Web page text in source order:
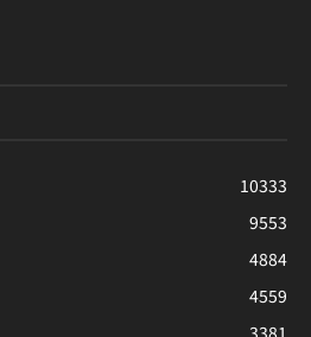
10333
9553
4884
4559
3381